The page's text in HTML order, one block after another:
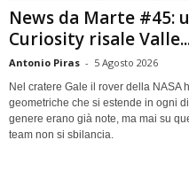
News da Marte #45:
Curiosity risale
Antonio Piras - 5 Agosto 2026
Nel cratere Gale il rover della NASA
geometriche che si estende in ogni
genere erano già note, ma mai su
team non si sbilancia.